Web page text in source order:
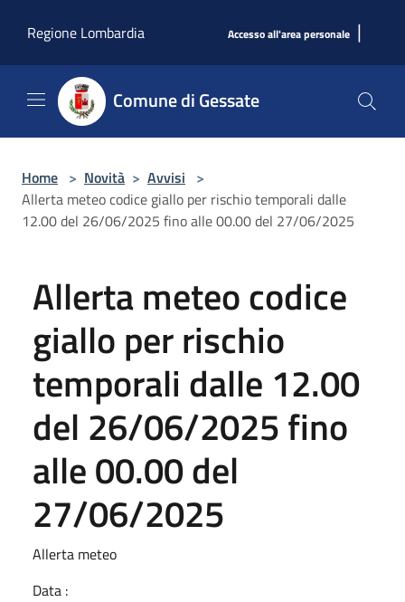
Regione Lombardia
Accesso all'area personale |
Comune di Gessate
Home > Novità > Avvisi >
Allerta meteo codice giallo per rischio temporali dalle
12.00 del 26/06/2025 fino alle 00.00 del 27/06/2025
Allerta meteo codice
giallo per rischio
temporali dalle 12.00
del 26/06/2025 fino
alle 00.00 del
27/06/2025
Allerta meteo
Data :